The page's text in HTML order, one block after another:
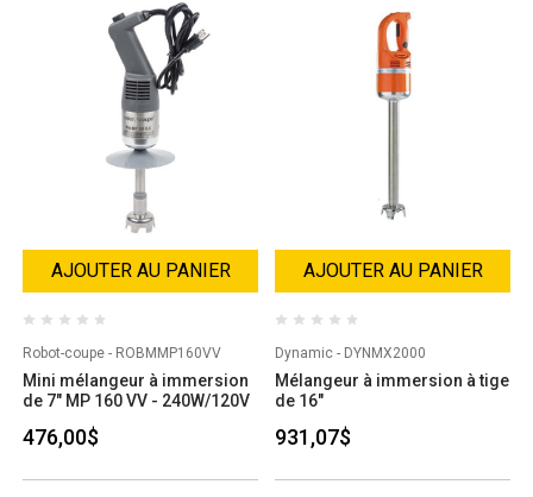
AJOUTER AU PANIER
Robot-coupe - ROBMMP160VV
Mini mélangeur à immersion
de 7" MP 160 VV - 240W/120V
476,00$
AJOUTER AU PANIER
Dynamic - DYNMX2000
Mélangeur à immersion à tige
de 16"
931,07$